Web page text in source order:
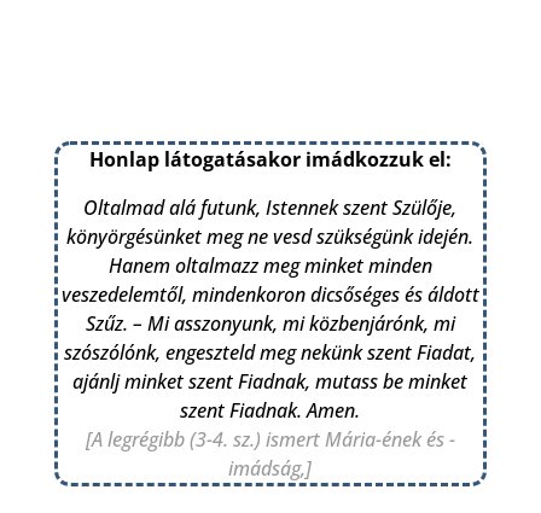
Honlap látogatásakor imádkozzuk el:
Oltalmad alá futunk, Istennek szent Szülője,
könyörgésünket meg ne vesd szükségünk idején.
Hanem oltalmazz meg minket minden
veszedelemtől, mindenkoron dicsőséges és áldott
Szűz. – Mi asszonyunk, mi közbenjárónk, mi
szószólónk, engeszteld meg nekünk szent Fiadat,
ajánlj minket szent Fiadnak, mutass be minket
szent Fiadnak. Amen.
[A legrégibb (3-4. sz.) ismert Mária-ének és -
imádság,]